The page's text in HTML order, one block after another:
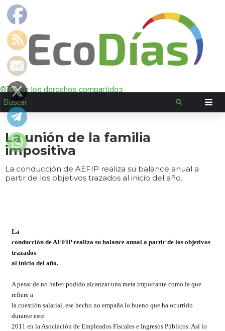
©Todos los derechos compartidos
La unión de la familia
impositiva
La conducción de AEFIP realiza su balance anual a
partir de los objetivos trazados al inicio del año.
La
conducción de AEFIP realiza su balance anual a partir de los objetivos
trazados
al inicio del año.
A pesar de no haber podido alcanzar una meta importante como la que
refiere a
la cuestión salarial, ese hecho no empaña lo bueno que ha ocurrido
durante este
2011 en la Asociación de Empleados Fiscales e Ingresos Públicos. Así lo